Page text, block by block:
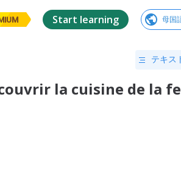
Start learning 母国
テキス
la cuisine de la